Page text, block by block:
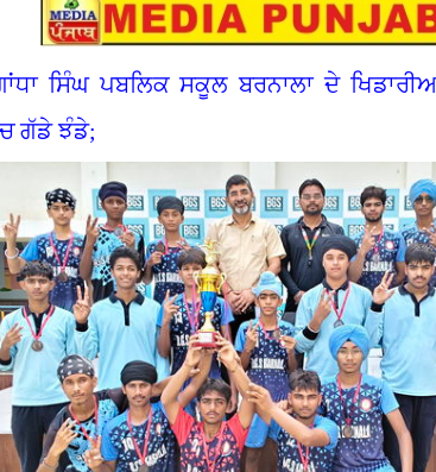
ਸਿੰਘ ਪਬਲਿਕ ਸਕੂਲ ਬਰਨਾਲਾ ਦੇ
ਗੱਡੇ ਝੰਡੇ;